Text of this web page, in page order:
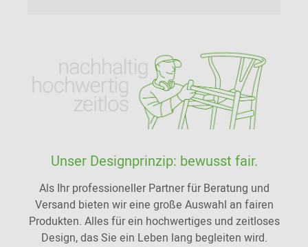
Unser Designprinzip: bewusst fair.
Als Ihr professioneller Partner für Beratung und
Versand bieten wir eine große Auswahl an fairen
Produkten. Alles für ein hochwertiges und zeitloses
Design, das Sie ein Leben lang begleiten wird.